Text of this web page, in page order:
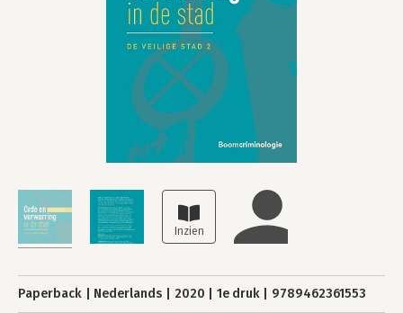
Paperback Nederlands 2020 1e druk 9789462361553